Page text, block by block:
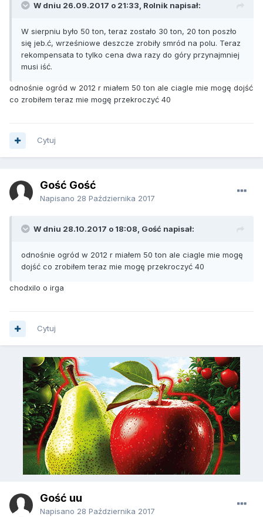
W dniu 26.09.2017 o 21:33, Rolnik napisał:
W sierpniu było 50 ton, teraz zostało 30 ton, 20 ton poszło
się jeb.ć, wrześniowe deszcze zrobiły smród na polu. Teraz
rekompensata to tylko cena dwa razy do góry przynajmniej
musi iść.
odnośnie ogród w 2012 r miałem 50 ton ale ciagle mie mogę dojść
co zrobiłem teraz mie mogę przekroczyć 40
Cytuj
Gość Gość
Napisano 28 Października 2017
W dniu 28.10.2017 o 18:08, Gość napisał:
odnośnie ogród w 2012 r miałem 50 ton ale ciagle mie mogę
dojść co zrobiłem teraz mie mogę przekroczyć 40
chodxilo o irga
Cytuj
Gość uu
Napisano 28 Października 2017